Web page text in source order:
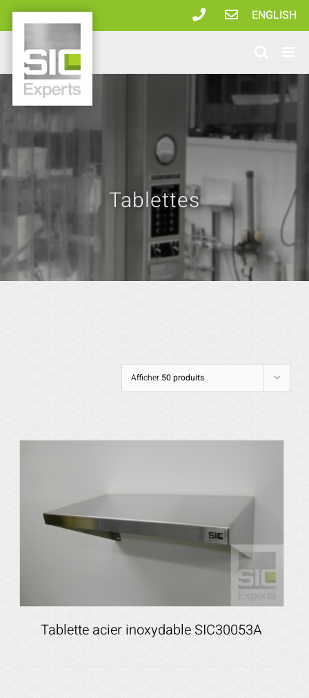
Passer
au
contenu
ENGLISH
Tablettes
Afficher 50 produits
Tablette acier inoxydable SIC30053A